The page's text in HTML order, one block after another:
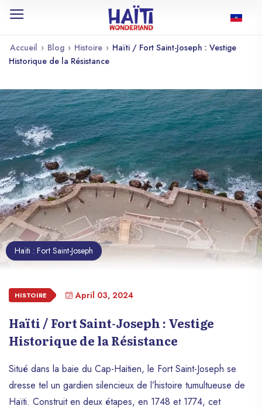
Accueil › Blog › Histoire › Haïti / Fort Saint-Joseph : Vestige
Historique de la Résistance
Haïti : Fort Saint-Joseph
HISTOIRE April 03, 2024
Haïti / Fort Saint-Joseph : Vestige
Historique de la Résistance
Situé dans la baie du Cap-Haitien, le Fort Saint-Joseph se
dresse tel un gardien silencieux de l’histoire tumultueuse de
Haïti. Construit en deux étapes, en 1748 et 1774, cet